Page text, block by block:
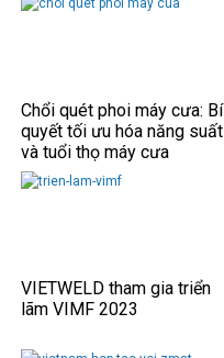
Chổi quét phoi máy cưa: Bí
quyết tối ưu hóa năng suất
và tuổi thọ máy cưa
VIETWELD tham gia triển
lãm VIMF 2023